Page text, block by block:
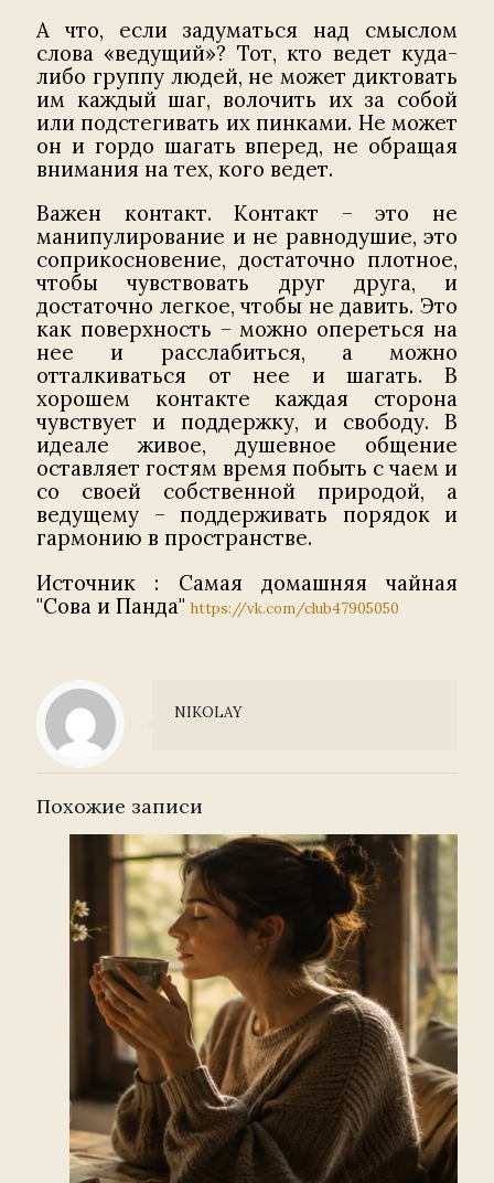
А что, если задуматься над смыслом
слова «ведущий»? Тот, кто ведет куда-
либо группу людей, не может диктовать
им каждый шаг, волочить их за собой
или подстегивать их пинками. Не может
он и гордо шагать вперед, не обращая
внимания на тех, кого ведет.
Важен контакт. Контакт – это не
манипулирование и не равнодушие, это
соприкосновение, достаточно плотное,
чтобы чувствовать друг друга, и
достаточно легкое, чтобы не давить. Это
как поверхность – можно опереться на
нее и расслабиться, а можно
отталкиваться от нее и шагать. В
хорошем контакте каждая сторона
чувствует и поддержку, и свободу. В
идеале живое, душевное общение
оставляет гостям время побыть с чаем и
со своей собственной природой, а
ведущему – поддерживать порядок и
гармонию в пространстве.
Источник : Самая домашняя чайная
"Сова и Панда" https://vk.com/club47905050
NIKOLAY
Похожие записи